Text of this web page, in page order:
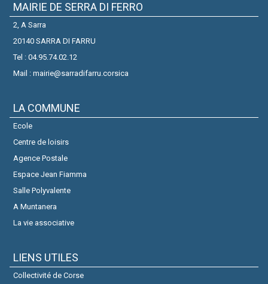
MAIRIE DE SERRA DI FERRO
2, A Sarra
20140 SARRA DI FARRU
Tel : 04.95.74.02.12
Mail : mairie@sarradifarru.corsica
LA COMMUNE
Ecole
Centre de loisirs
Agence Postale
Espace Jean Fiamma
Salle Polyvalente
A Muntanera
La vie associative
LIENS UTILES
Collectivité de Corse